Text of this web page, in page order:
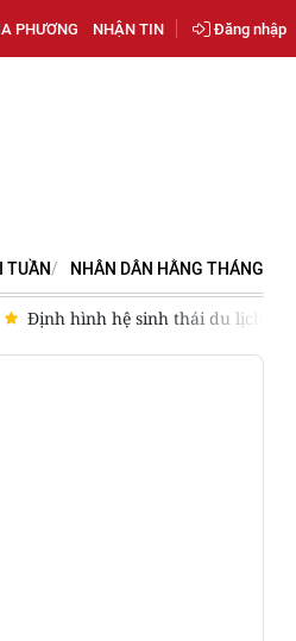
PHƯƠNG NHẬN TIN Đăng nhập
TUẦN NHÂN DÂN HẰNG THÁNG
Định hình hệ sinh thái du lịch